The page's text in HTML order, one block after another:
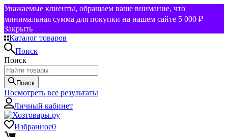
Уважаемые клиенты, обращаем ваше внимание, что
минимальная сумма для покупки на нашем сайте 5 000 ₽
Закрыть
Каталог товаров
Поиск
Поиск
Поиск
Посмотреть все результаты
Личный кабинет
Избранное0